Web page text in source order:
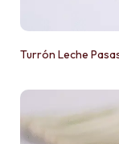
Turrón Leche